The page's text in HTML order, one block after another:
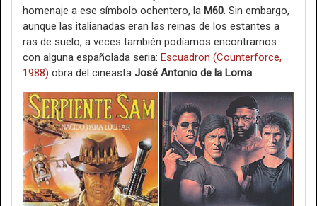
homenaje a ese símbolo ochentero, la M60. Sin embargo,
aunque las italianadas eran las reinas de los estantes a
ras de suelo, a veces también podíamos encontrarnos
con alguna españolada seria: Escuadron (Counterforce,
1988) obra del cineasta José Antonio de la Loma.